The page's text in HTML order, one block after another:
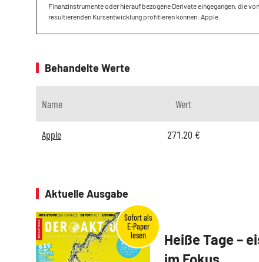
Finanzinstrumente oder hierauf bezogene Derivate eingegangen, die
resultierenden Kursentwicklung profitieren können: Apple.
Behandelte Werte
Name Wert
Apple 271,20 €
Aktuelle Ausgabe
Heiße Tage –